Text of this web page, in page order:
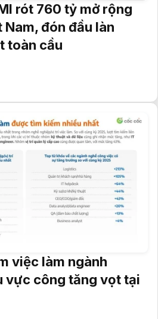
rót 760 tỷ mở rộng
đón đầu làn
toàn cầu
việc làm ngành
vực công tăng vọt tại